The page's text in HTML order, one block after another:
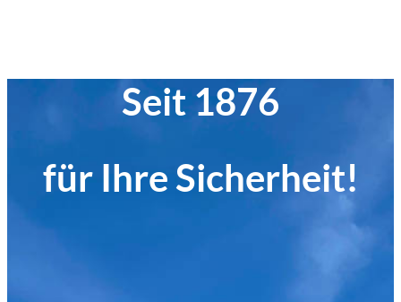
Seit 1876
für Ihre Sicherheit!